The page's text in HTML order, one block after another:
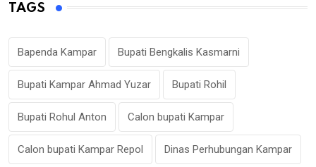
TAGS
Bapenda Kampar Bupati Bengkalis Kasmarni
Bupati Kampar Ahmad Yuzar Bupati Rohil
Bupati Rohul Anton Calon bupati Kampar
Calon bupati Kampar Repol Dinas Perhubungan Kampar